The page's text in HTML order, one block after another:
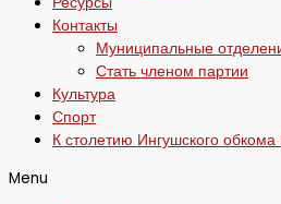
Контакты
Муниципальные
Стать членом партии
Культура
Спорт
К столетию Ингушского
Menu